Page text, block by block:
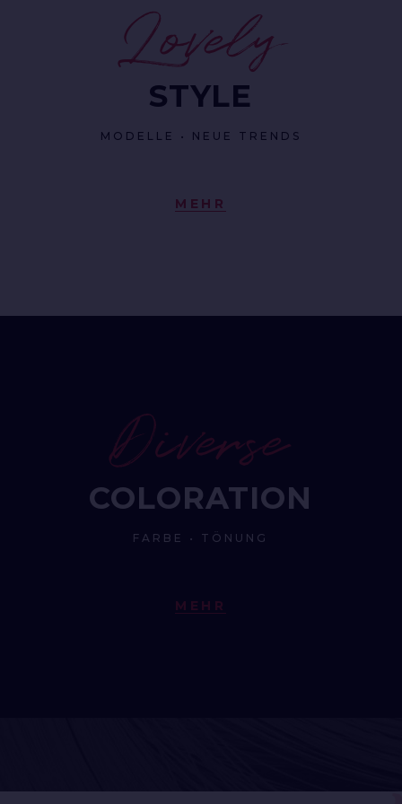
Lovely
STYLE
MODELLE • NEUE TRENDS
MEHR
Diverse
COLORATION
FARBE • TÖNUNG
MEHR